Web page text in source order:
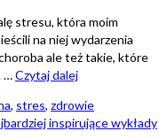
stresu, która moim
na niej wydarzenia
ale też takie, które
…Czytaj dalej
, stres, zdrowie